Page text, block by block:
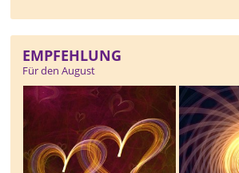
EMPFEHLUNG
Für den August